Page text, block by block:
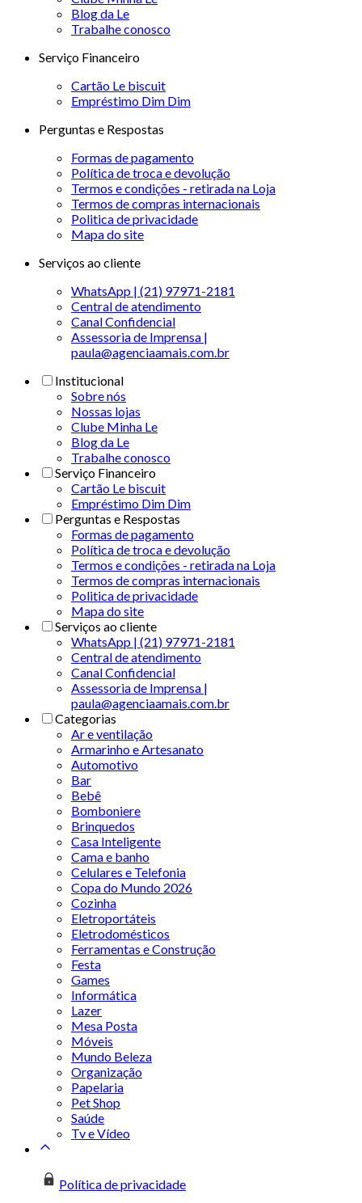
Blog da Le
Trabalhe conosco
Serviço Financeiro
Cartão Le biscuit
Empréstimo Dim Dim
Perguntas e Respostas
Formas de pagamento
Política de troca e devolução
Termos e condições - retirada na Loja
Termos de compras internacionais
Politica de privacidade
Mapa do site
Serviços ao cliente
WhatsApp | (21) 97971-2181
Central de atendimento
Canal Confidencial
Assessoria de Imprensa |
paula@agenciaamais.com.br
Institucional
Sobre nós
Nossas lojas
Clube Minha Le
Blog da Le
Trabalhe conosco
Serviço Financeiro
Cartão Le biscuit
Empréstimo Dim Dim
Perguntas e Respostas
Formas de pagamento
Política de troca e devolução
Termos e condições - retirada na Loja
Termos de compras internacionais
Politica de privacidade
Mapa do site
Serviços ao cliente
WhatsApp | (21) 97971-2181
Central de atendimento
Canal Confidencial
Assessoria de Imprensa |
paula@agenciaamais.com.br
Categorias
Ar e ventilação
Armarinho e Artesanato
Automotivo
Bar
Bebê
Bomboniere
Brinquedos
Casa Inteligente
Cama e banho
Celulares e Telefonia
Copa do Mundo 2026
Cozinha
Eletroportáteis
Eletrodomésticos
Ferramentas e Construção
Festa
Games
Informática
Lazer
Mesa Posta
Móveis
Mundo Beleza
Organização
Papelaria
Pet Shop
Saúde
Tv e Vídeo
Política de privacidade